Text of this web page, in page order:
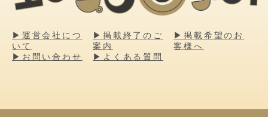
▶運営会社につ
いて
▶掲載終了のご
案内
▶掲載希望のお
客様へ
▶お問い合わせ
▶よくある質問